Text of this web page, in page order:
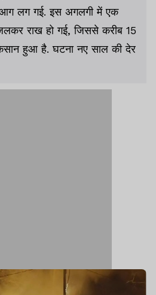
लग गई. इस अगलगी में एक
राख हो गई, जिससे करीब 15
हुआ है. घटना नए साल की देर